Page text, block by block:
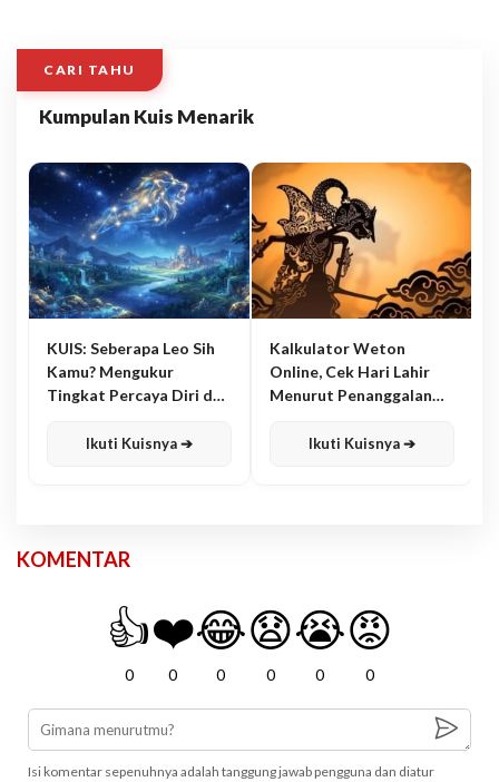
CARI TAHU
Kumpulan Kuis Menarik
KUIS: Seberapa Leo Sih
Kamu? Mengukur
Tingkat Percaya Diri dan
Ikuti Kuisnya ➔
Kalkulator Weton
Online, Cek Hari Lahir
Menurut Penanggalan
Ikuti Kuisnya ➔
KOMENTAR
👍
0
❤️
0
😂
0
😧
0
😭
0
😡
0
Isi komentar sepenuhnya adalah tanggung jawab pengguna dan diatur